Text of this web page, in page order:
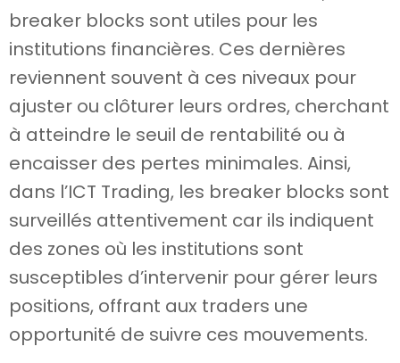
breaker blocks sont utiles pour les
institutions financières. Ces dernières
reviennent souvent à ces niveaux pour
ajuster ou clôturer leurs ordres, cherchant
à atteindre le seuil de rentabilité ou à
encaisser des pertes minimales. Ainsi,
dans l’ICT Trading, les breaker blocks sont
surveillés attentivement car ils indiquent
des zones où les institutions sont
susceptibles d’intervenir pour gérer leurs
positions, offrant aux traders une
opportunité de suivre ces mouvements.